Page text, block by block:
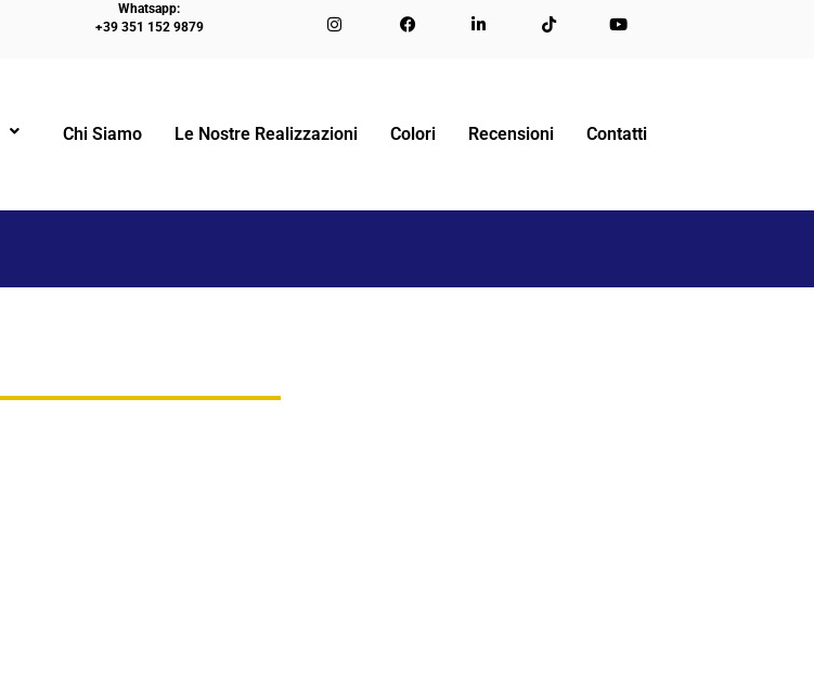
Whatsapp:
+39 351 152 9879
Chi Siamo Le Nostre Realizzazioni Colori Recensioni Contatti